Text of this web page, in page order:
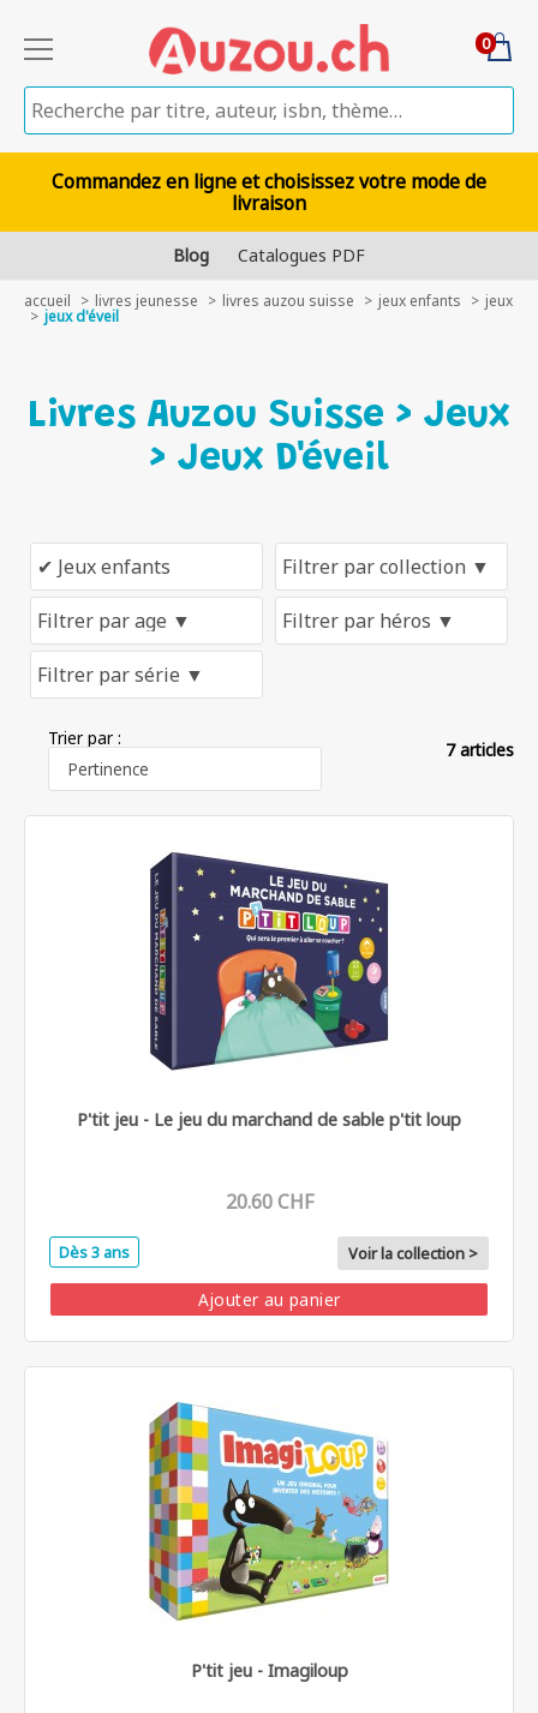
0
Commandez en ligne et choisissez votre mode de
livraison
Blog Catalogues PDF
accueil livres jeunesse livres auzou suisse jeux enfants jeux
jeux d'éveil
Livres Auzou Suisse > Jeux
> Jeux D'éveil
Trier par :
7 articles
P'tit jeu - Le jeu du marchand de sable p'tit loup
20.60 CHF
Dès 3 ans Voir la collection >
Ajouter au panier
P'tit jeu - Imagiloup